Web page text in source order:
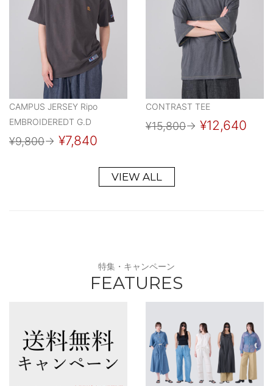
CAMPUS JERSEY Ripo
EMBROIDEREDT G.D
¥9,800→ ¥7,840
CONTRAST TEE
¥15,800→ ¥12,640
VIEW ALL
特集・キャンペーン
FEATURES